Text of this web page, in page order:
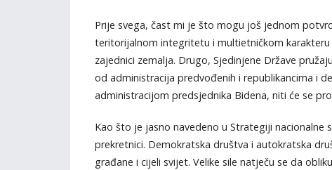
Prije svega, čast mi je što mogu još jednom
teritorijalnom integritetu i multietničkom
zajednici zemalja. Drugo, Sjedinjene Države
od administracija predvođenih i republikancima i
administracijom predsjednika Bidena, niti će se
Kao što je jasno navedeno u Strategiji nacionalne
prekretnici. Demokratska društva i autokratska
građane i cijeli svijet. Velike sile natječu se da